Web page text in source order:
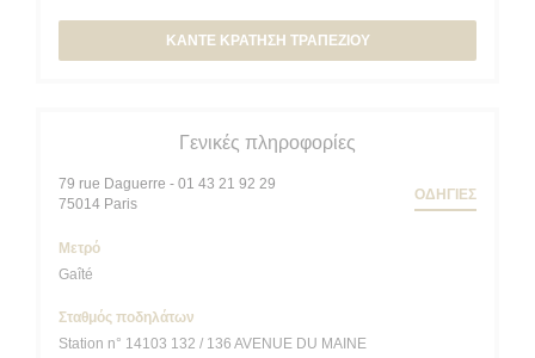
ΚΆΝΤΕ ΚΡΆΤΗΣΗ ΤΡΑΠΕΖΙΟΎ
Γενικές πληροφορίες
79 rue Daguerre - 01 43 21 92 29
75014 Paris((ανοίγει σε νέο παράθυρο))
ΟΔΗΓΊΕΣ
Μετρό
Gaîté
Σταθμός ποδηλάτων
Station n° 14103 132 / 136 AVENUE DU MAINE